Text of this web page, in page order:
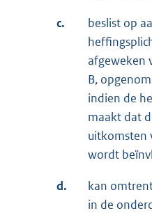
c.
beslist op
afgeweken
B,
indien de
maakt dat
uitkomsten
wordt
d.
kan
in de